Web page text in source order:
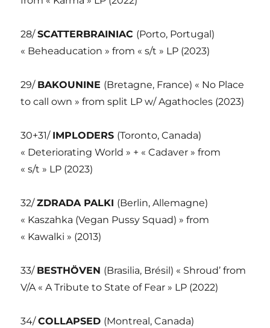
28/SCATTERBRAINIAC (Porto, Portugal)
« Beheaducation » from « s/t » LP (2023)
29/ BAKOUNINE (Bretagne, France) « No Place
to call own » from split LP w/ Agathocles (2023)
30+31/ IMPLODERS (Toronto, Canada)
« Deteriorating World » + « Cadaver » from
« s/t » LP (2023)
32/ZDRADA PALKI (Berlin, Allemagne)
« Kaszahka (Vegan Pussy Squad) » from
« Kawalki » (2013)
33/ BESTHÖVEN (Brasilia, Brésil) « Shroud’ from
V/A « A Tribute to State of Fear » LP (2022)
34/COLLAPSED (Montreal, Canada)